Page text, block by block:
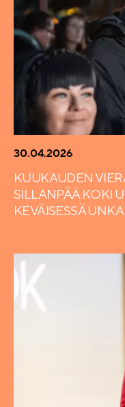
30.04.2026
KUUKAUDEN
SILLANPÄÄ KOKI
KEVÄISESSÄ